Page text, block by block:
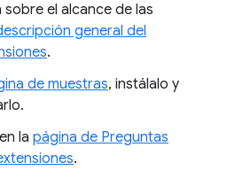
el alcance de las
general del
.
de muestras, instálalo y
la página de Preguntas
.